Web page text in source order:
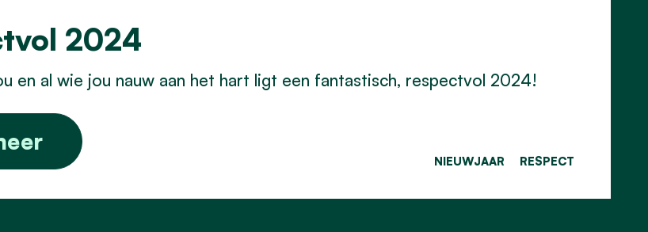
2024
en al wie jou nauw aan het hart ligt een fantastisch, respectvol 2024!
NIEUWJAAR RESPECT